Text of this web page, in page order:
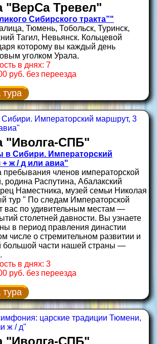
"ВерСа Тревел"
Сибирского тракта”"
Тюмень, Тобольск, Туринск,
Тагил, Невьянск. Кольцевой
которому вы каждый день
уголком Урала.
в днях: 7
руб. без переезда
тура
"Иволга-СПБ"
в Сибири. Императорский
ж / д или авиа"
пребывания членов императорской
Распутина, Абалакский
Наместника, музей семьи Николая
тур " По следам Императорской
вас по удивительным местам —
столетней давности. Вы узнаете
в период правления династии
числе о стремительном развитии и
большой части нашей страны —
в днях: 3
руб. без переезда
тура
"Иволга-СПБ"